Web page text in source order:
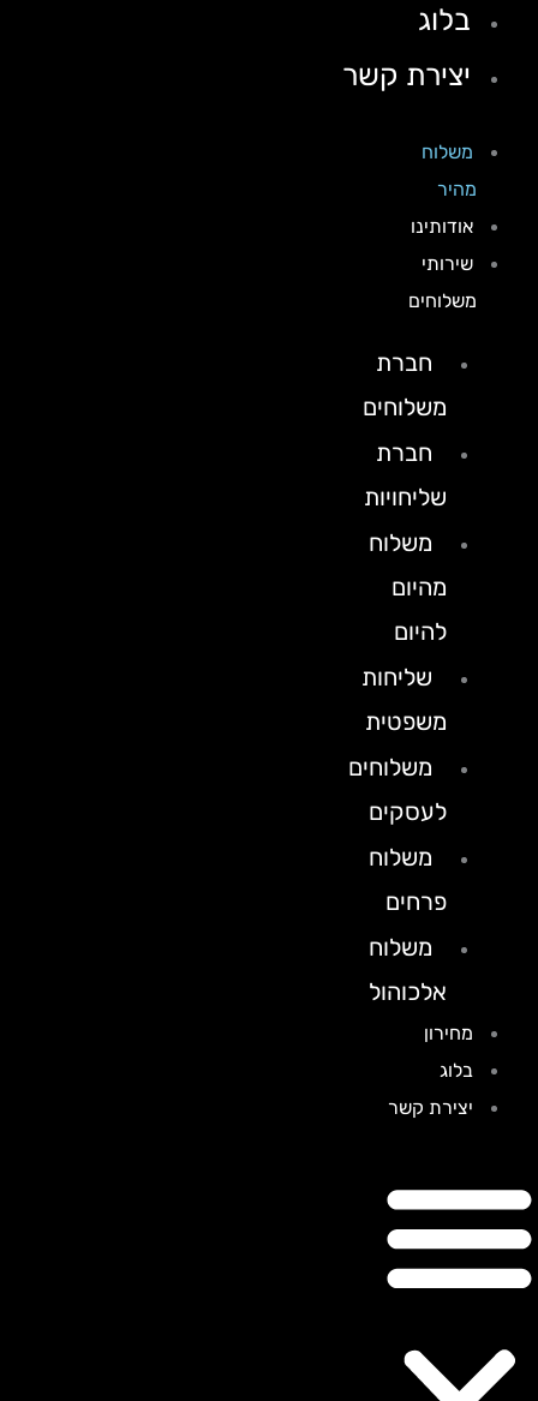
בלוג
יצירת קשר
משלוח
אודותינו
שירותי
משלוחים
חברת
משלוחים
חברת
שליחויות
משלוח
מהיום
להיום
שליחות
משפטית
משלוחים
לעסקים
משלוח
פרחים
משלוח
אלכוהול
מחירון
בלוג
יצירת קשר